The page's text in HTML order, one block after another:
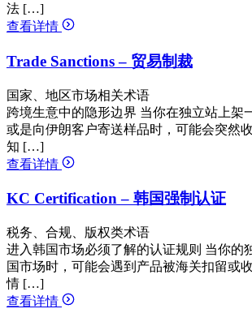
法 […]
查看详情
Trade Sanctions – 贸易制裁
国家、地区市场相关术语
跨境生意中的隐形边界 当你在独立站上架
或是向伊朗客户寄送样品时，可能会突然
知 […]
查看详情
KC Certification – 韩国强制认证
税务、合规、版权类术语
进入韩国市场必须了解的认证规则 当你的
国市场时，可能会遇到产品被海关扣留或
情 […]
查看详情